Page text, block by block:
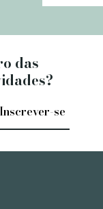
das